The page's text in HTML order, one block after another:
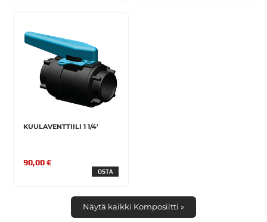
KUULAVENTTIILI 1 1/4'
90,00 €
OSTA
Näytä kaikki Komposiitti »